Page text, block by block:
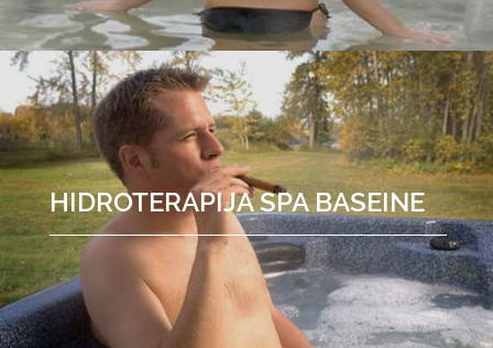
HIDROTERAPIJA SPA BASEINE